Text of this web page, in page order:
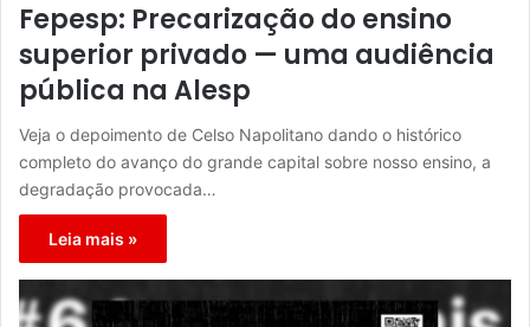
Fepesp: Precarização do ensino
superior privado — uma audiência
pública na Alesp
Veja o depoimento de Celso Napolitano dando o histórico
completo do avanço do grande capital sobre nosso ensino, a
degradação provocada…
Leia mais »